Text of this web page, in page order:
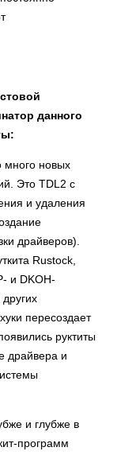
данного
много новых
Это TDL2 с
и удаления
драйверов).
Rustock,
и DKOH-
пересоздает
руктиты
драйвера и
и глубже в
программ